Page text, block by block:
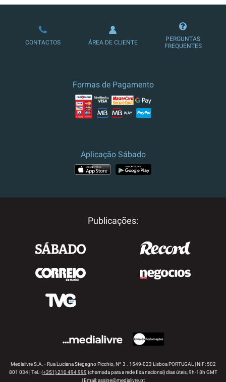
LOJA DE ASSINATURAS
CONTACTOS ÁREA DE CLIENTE
PERGUNTAS
FREQUENTES
Formas de Pagamento
Aplicação Sábado
Publicações:
Medialivre S.A. - Rua Luciana Stegagno Picchio, Nº 3 . 1549-023 Lisboa PORTUGAL | NIF: 502
801 034 | Tel.:(+351) 210 494 999 (chamada para a rede fixa nacional) dias úteis, 9h-18h GMT
| Email:assine@medialivre.pt